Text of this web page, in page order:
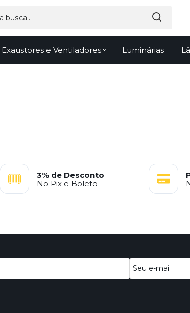
Exaustores e Ventiladores Luminárias
3% de Desconto
No Pix e Boleto